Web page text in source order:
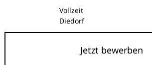
Vollzeit
Diedorf
Jetzt bewerben